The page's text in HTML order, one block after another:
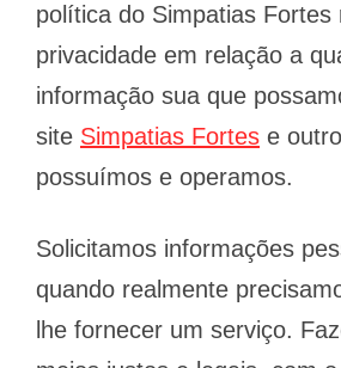
política do Simpatias Fortes
privacidade em relação a
informação sua que
site Simpatias Fortes e
possuímos e operamos.
Solicitamos informações
quando realmente
lhe fornecer um serviço.